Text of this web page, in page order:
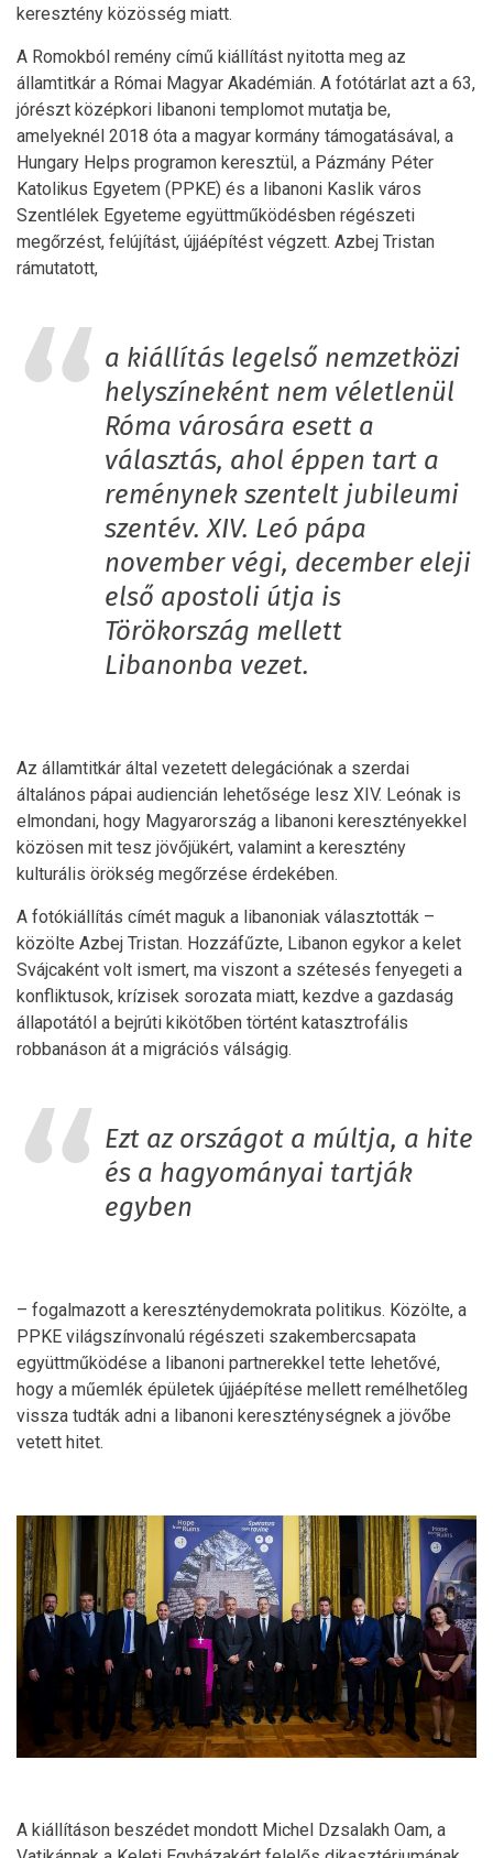
keresztény közösség miatt.
A Romokból remény című kiállítást nyitotta meg az
államtitkár a Római Magyar Akadémián. A fotótárlat azt a 63,
jórészt középkori libanoni templomot mutatja be,
amelyeknél 2018 óta a magyar kormány támogatásával, a
Hungary Helps programon keresztül, a Pázmány Péter
Katolikus Egyetem (PPKE) és a libanoni Kaslik város
Szentlélek Egyeteme együttműködésben régészeti
megőrzést, felújítást, újjáépítést végzett. Azbej Tristan
rámutatott,
a kiállítás legelső nemzetközi
helyszíneként nem véletlenül
Róma városára esett a
választás, ahol éppen tart a
reménynek szentelt jubileumi
szentév. XIV. Leó pápa
november végi, december eleji
első apostoli útja is
Törökország mellett
Libanonba vezet.
Az államtitkár által vezetett delegációnak a szerdai
általános pápai audiencián lehetősége lesz XIV. Leónak is
elmondani, hogy Magyarország a libanoni keresztényekkel
közösen mit tesz jövőjükért, valamint a keresztény
kulturális örökség megőrzése érdekében.
A fotókiállítás címét maguk a libanoniak választották –
közölte Azbej Tristan. Hozzáfűzte, Libanon egykor a kelet
Svájcaként volt ismert, ma viszont a szétesés fenyegeti a
konfliktusok, krízisek sorozata miatt, kezdve a gazdaság
állapotától a bejrúti kikötőben történt katasztrofális
robbanáson át a migrációs válságig.
Ezt az országot a múltja, a hite
és a hagyományai tartják
egyben
– fogalmazott a kereszténydemokrata politikus. Közölte, a
PPKE világszínvonalú régészeti szakembercsapata
együttműködése a libanoni partnerekkel tette lehetővé,
hogy a műemlék épületek újjáépítése mellett remélhetőleg
vissza tudták adni a libanoni kereszténységnek a jövőbe
vetett hitet.
A kiállításon beszédet mondott Michel Dzsalakh Oam, a